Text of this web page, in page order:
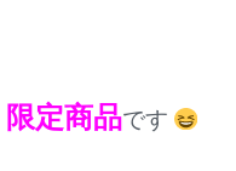
限定商品です